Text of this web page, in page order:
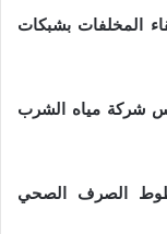
المخلفات بشبكات
شركة مياه الشرب
الصرف الصحي